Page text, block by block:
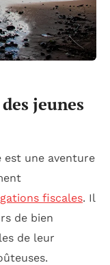
jeunes
est une aventure
fiscales. Il
de bien
de leur